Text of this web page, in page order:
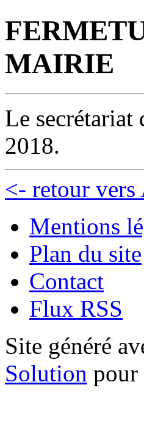
MAIRIE
Le secrétariat
2018.
<- retour vers
Mentions
Plan du site
Contact
Flux RSS
Site généré
Solution pour